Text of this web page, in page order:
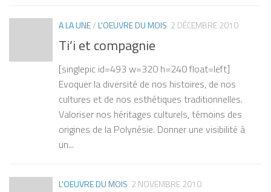
A LA UNE/L'OEUVRE DU MOIS 2 DÉCEMBRE 2010
Ti’i et compagnie
[singlepic id=493 w=320 h=240 float=left]
Evoquer la diversité de nos histoires, de nos
cultures et de nos esthétiques traditionnelles.
Valoriser nos héritages culturels, témoins des
origines de la Polynésie. Donner une visibilité à
un...
L'OEUVRE DU MOIS 2 NOVEMBRE 2010